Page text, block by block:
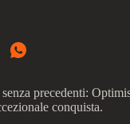
precedenti:
conquista.